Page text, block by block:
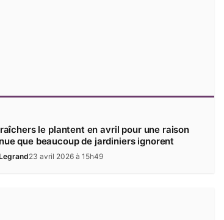
le plantent en avril pour une raison
que beaucoup de jardiniers ignorent
23 avril 2026 à 15h49